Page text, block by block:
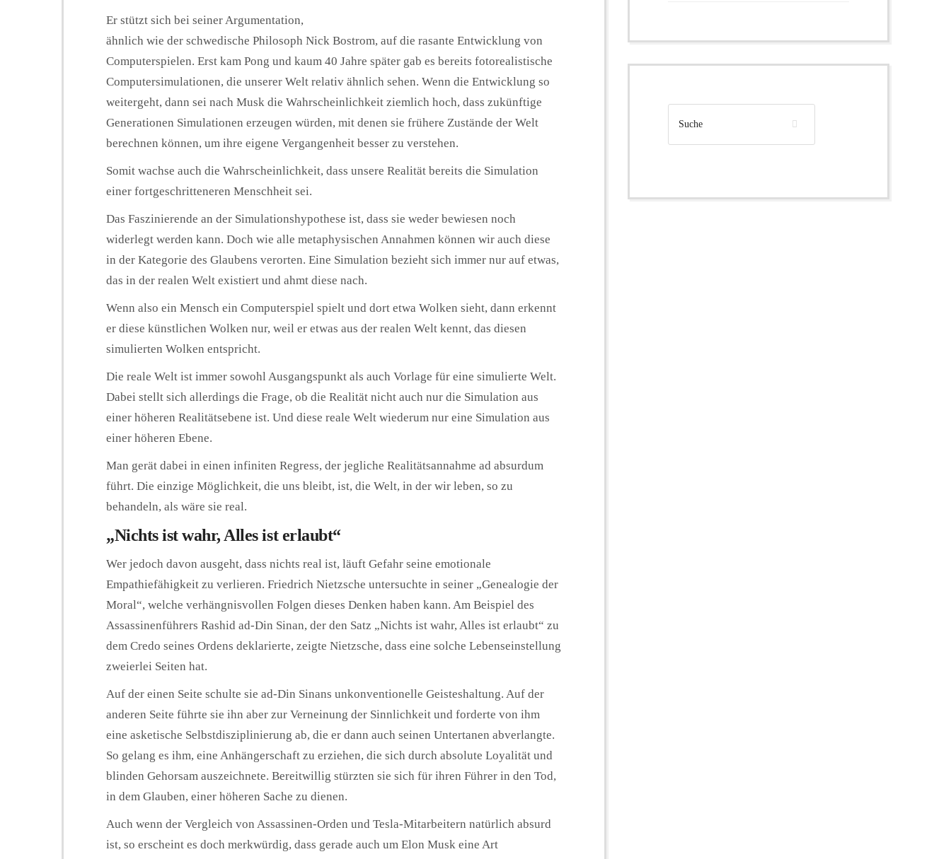
Er stützt sich bei seiner Argumentation,
ähnlich wie der schwedische Philosoph Nick Bostrom, auf die rasante Entwicklung von
Computerspielen. Erst kam Pong und kaum 40 Jahre später gab es bereits fotorealistische
Computersimulationen, die unserer Welt relativ ähnlich sehen. Wenn die Entwicklung so
weitergeht, dann sei nach Musk die Wahrscheinlichkeit ziemlich hoch, dass zukünftige
Generationen Simulationen erzeugen würden, mit denen sie frühere Zustände der Welt
berechnen können, um ihre eigene Vergangenheit besser zu verstehen.
Somit wachse auch die Wahrscheinlichkeit, dass unsere Realität bereits die Simulation
einer fortgeschritteneren Menschheit sei.
Das Faszinierende an der Simulationshypothese ist, dass sie weder bewiesen noch
widerlegt werden kann. Doch wie alle metaphysischen Annahmen können wir auch diese
in der Kategorie des Glaubens verorten. Eine Simulation bezieht sich immer nur auf etwas,
das in der realen Welt existiert und ahmt diese nach.
Wenn also ein Mensch ein Computerspiel spielt und dort etwa Wolken sieht, dann erkennt
er diese künstlichen Wolken nur, weil er etwas aus der realen Welt kennt, das diesen
simulierten Wolken entspricht.
Die reale Welt ist immer sowohl Ausgangspunkt als auch Vorlage für eine simulierte Welt.
Dabei stellt sich allerdings die Frage, ob die Realität nicht auch nur die Simulation aus
einer höheren Realitätsebene ist. Und diese reale Welt wiederum nur eine Simulation aus
einer höheren Ebene.
Man gerät dabei in einen infiniten Regress, der jegliche Realitätsannahme ad absurdum
führt. Die einzige Möglichkeit, die uns bleibt, ist, die Welt, in der wir leben, so zu
behandeln, als wäre sie real.
„Nichts ist wahr, Alles ist erlaubt“
Wer jedoch davon ausgeht, dass nichts real ist, läuft Gefahr seine emotionale
Empathiefähigkeit zu verlieren. Friedrich Nietzsche untersuchte in seiner „Genealogie der
Moral“, welche verhängnisvollen Folgen dieses Denken haben kann. Am Beispiel des
Assassinenführers Rashid ad-Din Sinan, der den Satz „Nichts ist wahr, Alles ist erlaubt“ zu
dem Credo seines Ordens deklarierte, zeigte Nietzsche, dass eine solche Lebenseinstellung
zweierlei Seiten hat.
Auf der einen Seite schulte sie ad-Din Sinans unkonventionelle Geisteshaltung. Auf der
anderen Seite führte sie ihn aber zur Verneinung der Sinnlichkeit und forderte von ihm
eine asketische Selbstdisziplinierung ab, die er dann auch seinen Untertanen abverlangte.
So gelang es ihm, eine Anhängerschaft zu erziehen, die sich durch absolute Loyalität und
blinden Gehorsam auszeichnete. Bereitwillig stürzten sie sich für ihren Führer in den Tod,
in dem Glauben, einer höheren Sache zu dienen.
Auch wenn der Vergleich von Assassinen-Orden und Tesla-Mitarbeitern natürlich absurd
ist, so erscheint es doch merkwürdig, dass gerade auch um Elon Musk eine Art